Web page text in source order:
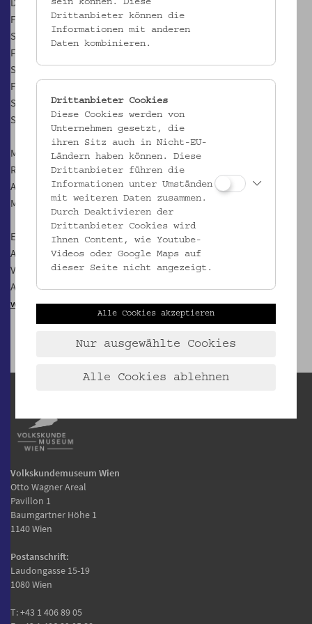
Do, 14.10.2021, 20.00 Uhr (Premiere)
Fr, 15.10.2021, 20.00 Uhr
Sa, 16.10.2021, 20.00 Uhr
Fr, 22.10.2021, 20.00 Uhr
Sa, 23.10.2021, 20.00 Uhr
Fr, 29.10.2021, 20.00 Uhr
Sa, 30.10.2021, 20.00 Uhr
So, 31.10.2021, 18.00 Uhr
Mit Barbara Gassner, Florian Kmet und Markus Zett
Regie: Ed Hauswirth
Ausstattung: Georg Klüver-Pfandtner
Musik: KMET
Eintritt: € 18,- / € 14,- erm.
Anmeldung erforderlich, möglich bis 1 Stunde vor
Veranstaltungsbeginn
Anmeldung jeweils unter dem Einzeltermin:
www.volkskundemuseum.at/termine
Volkskundemuseum Wien
Otto Wagner Areal
Pavillon 1
Baumgartner Höhe 1
1140 Wien
Postanschrift:
Laudongasse 15-19
1080 Wien
T:+43 1 406 89 05
sein können. Diese
Drittanbieter können die
Informationen mit anderen
Daten kombinieren.
Drittanbieter Cookies
Diese Cookies werden von
Unternehmen gesetzt, die
ihren Sitz auch in Nicht-EU-
Ländern haben können. Diese
Drittanbieter führen die
Informationen unter Umständen
mit weiteren Daten zusammen.
Durch Deaktivieren der
Drittanbieter Cookies wird
Ihnen Content, wie Youtube-
Videos oder Google Maps auf
dieser Seite nicht angezeigt.
Alle Cookies akzeptieren
Nur ausgewählte Cookies
Alle Cookies ablehnen